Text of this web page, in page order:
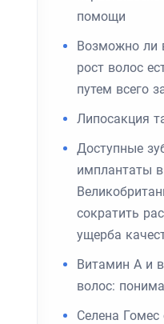
помощи
Возможно ли
рост волос
путем всего
Липосакция
Доступные
имплантаты в
сократить
ущерба
Витамин А и
волос:
Селена Гомес